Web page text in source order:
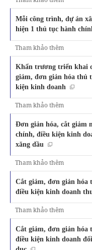
Mỗi công trình, dự án
hiện 1 thủ tục hành
Tham khảo thêm
Khẩn trương triển khai
giảm, đơn giản hóa thủ
kiện kinh doanh
Tham khảo thêm
Đơn giản hóa, cắt giảm
chính, điều kiện kinh
xăng dầu
Tham khảo thêm
Cắt giảm, đơn giản hóa
điều kiện kinh doanh
Tham khảo thêm
Cắt giảm, đơn giản hóa
điều kiện kinh doanh